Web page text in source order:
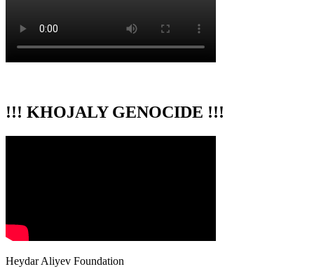
!!! KHOJALY GENOCIDE !!!
Heydar Aliyev Foundation